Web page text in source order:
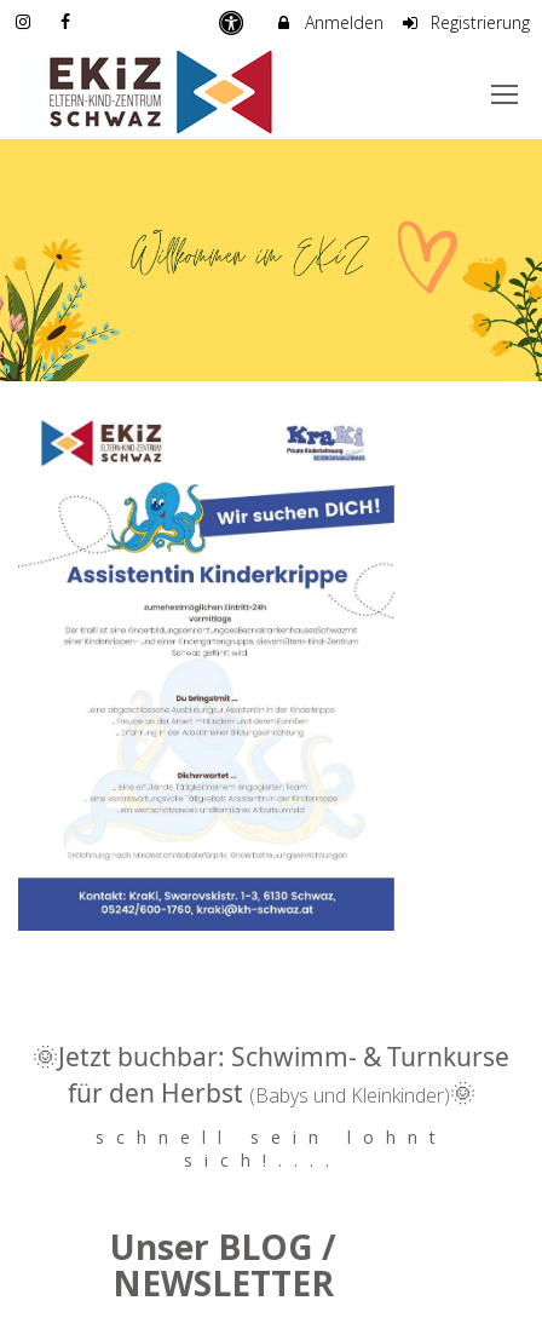
Anmelden Registrierung
🌞Jetzt buchbar: Schwimm- & Turnkurse
für den Herbst (Babys und Kleinkinder)🌞
schnell sein lohnt
sich!....
Unser BLOG /
NEWSLETTER